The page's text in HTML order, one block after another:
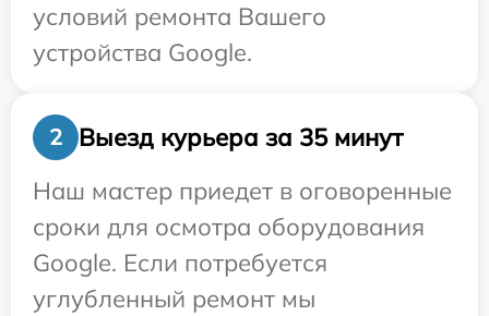
условий ремонта Вашего
устройства Google.
2
Выезд курьера за 35 минут
Наш мастер приедет в оговоренные
сроки для осмотра оборудования
Google. Если потребуется
углубленный ремонт мы